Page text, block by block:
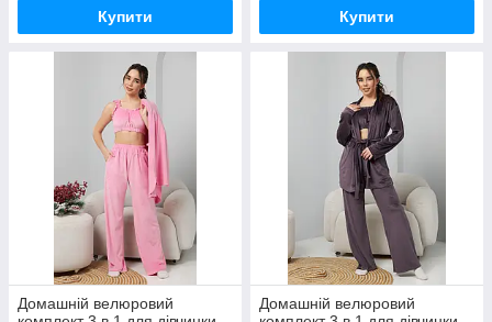
Купити Купити
Домашній велюровий
Домашній велюровий